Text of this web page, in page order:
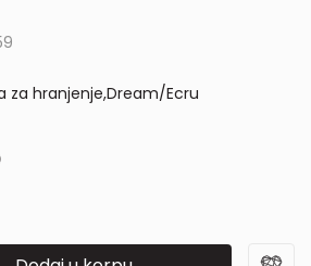
za hranjenje,Dream/Ecru